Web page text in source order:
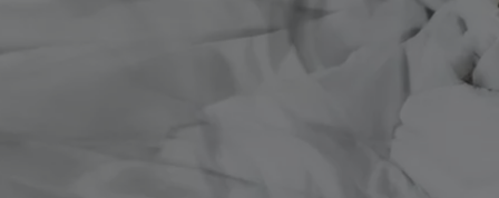
Hoeslakens - speciaal voor topper